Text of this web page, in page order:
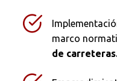
marco
de